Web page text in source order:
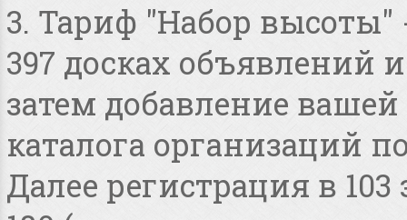
3. Тариф "Набор
397 досках объявлений
затем добавление
каталога организаций
Далее регистрация в